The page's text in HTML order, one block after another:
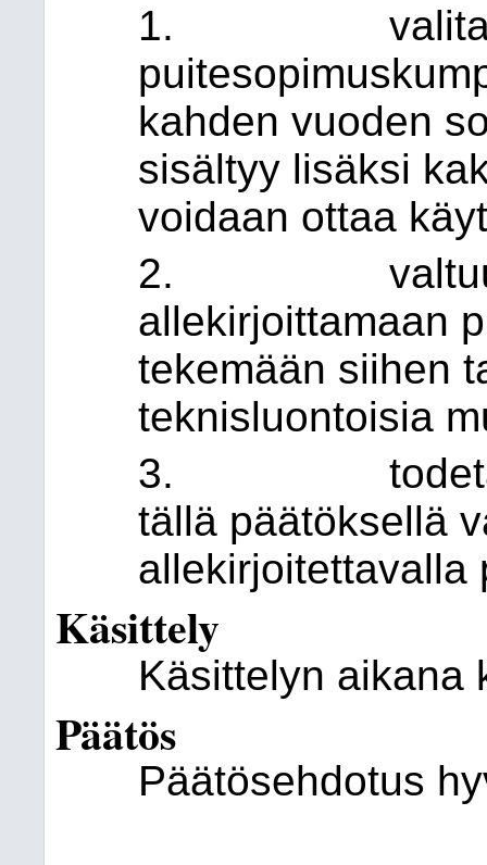
1. valita
kahden vuoden
sisältyy lisäksi
voidaan ottaa
2. valtuuttaa
allekirjoittamaan
tekemään siihen
teknisluontoisia
3. todeta,
tällä päätöksellä
allekirjoitettavalla
Käsittely
Käsittelyn aikana
Päätös
Päätösehdotus